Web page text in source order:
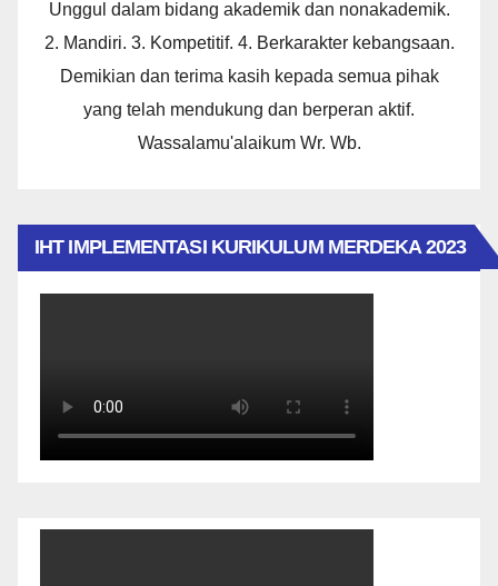
Unggul dalam bidang akademik dan nonakademik.
2. Mandiri. 3. Kompetitif. 4. Berkarakter kebangsaan.
Demikian dan terima kasih kepada semua pihak
yang telah mendukung dan berperan aktif.
Wassalamu'alaikum Wr. Wb.
IHT IMPLEMENTASI KURIKULUM MERDEKA 2023